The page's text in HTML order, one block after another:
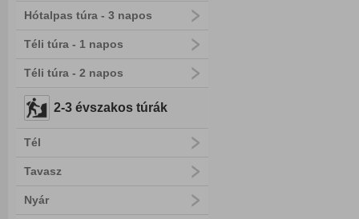
Hótalpas túra - 3 napos
Téli túra - 1 napos
Téli túra - 2 napos
2-3 évszakos túrák
Tél
Tavasz
Nyár